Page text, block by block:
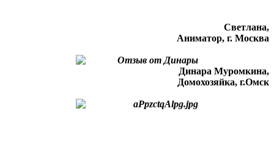
Светлана,
Аниматор, г. Москва
Динара Муромкина,
Домохозяйка, г.Омск